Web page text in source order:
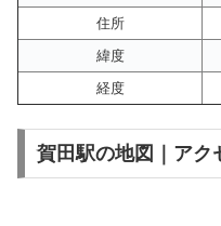
住所
緯度
経度
賀田駅の地図｜アク